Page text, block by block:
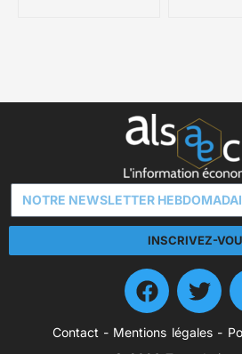
INSCRIVEZ-
Contact- Mentions légales-